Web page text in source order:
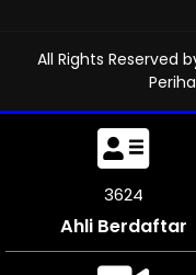
All Rights Reserved
3990
Ahli Berdaftar